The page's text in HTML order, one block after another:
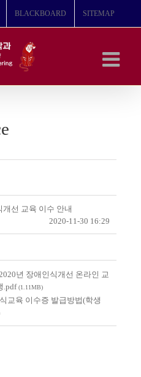
BLACKBOARD SITEMAP
선 교육 이수 안내
2020-11-30 16:29
년 장애인식개선 온라인 교
.pdf(1.11MB)
교육 이수증 발급방법(학생